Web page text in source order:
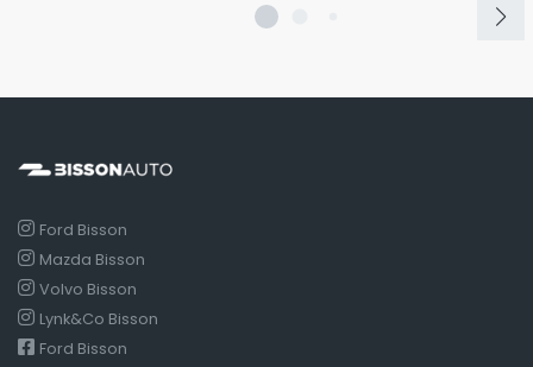
Ford Bisson
Mazda Bisson
Volvo Bisson
Lynk&Co Bisson
Ford Bisson